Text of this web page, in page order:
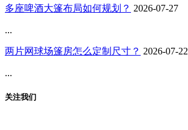
多座啤酒大篷布局如何规划？ 2026-07-27
...
两片网球场篷房怎么定制尺寸？ 2026-07-22
...
关注我们